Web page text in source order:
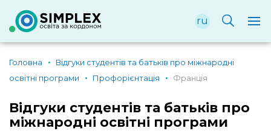
ru
Головна
Відгуки студентів та батьків про міжнародні
освітні програми
Профорієнтація Франція
Відгуки студентів та батьків про
міжнародні освітні програми